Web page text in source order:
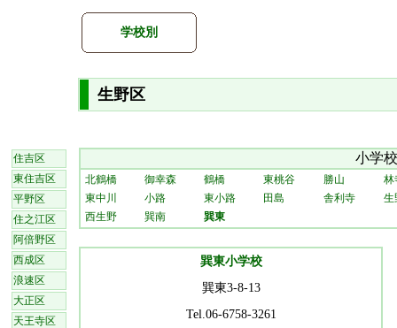
学校別
生野区
住吉区
東住吉区
平野区
住之江区
阿倍野区
西成区
浪速区
大正区
天王寺区
小学
北鶴橋 御幸森 鶴橋 東桃谷 勝山
林
東中川
小路 東小路 田島 舎利寺
生
西生野
巽南 巽東
巽東小学校
巽東3-8-13
Tel.06-6758-3261